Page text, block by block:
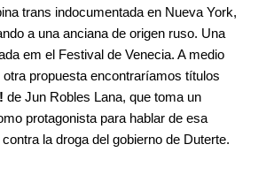
trans indocumentada en Nueva York,
a una anciana de origen ruso. Una
em el Festival de Venecia. A medio
propuesta encontraríamos títulos
de Jun Robles Lana, que toma un
protagonista para hablar de esa
la droga del gobierno de Duterte.